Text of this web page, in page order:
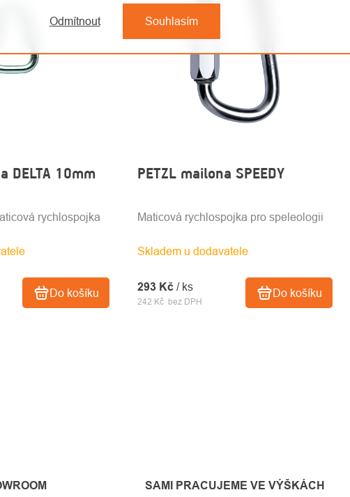
Odmítnout Souhlasím
DELTA 10mm
Do košíku
rychlospojka
PETZL mailona SPEEDY
Skladem u dodavatele
242 Kč bez DPH
293 Kč / ks Do košíku
Maticová rychlospojka pro speleologii
SAMI PRACUJEME VE VÝŠKÁCH